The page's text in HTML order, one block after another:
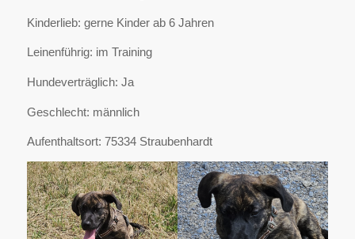
Kinderlieb: gerne Kinder ab 6 Jahren
Leinenführig: im Training
Hundeverträglich: Ja
Geschlecht: männlich
Aufenthaltsort: 75334 Straubenhardt